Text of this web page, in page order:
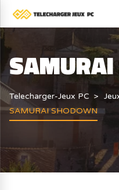
Telecharger-Jeux PC
SAMURAI SHODOWN